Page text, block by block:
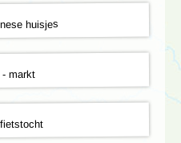
huisjes
- markt